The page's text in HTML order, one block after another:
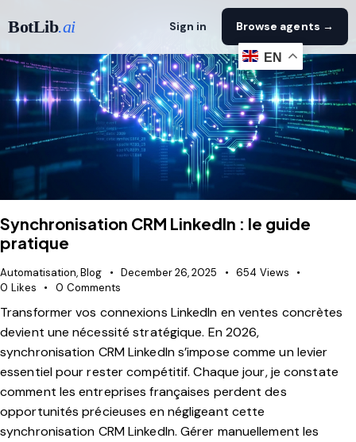
BotLib.ai Sign in Browse agents →
Synchronisation CRM LinkedIn : le guide
pratique
Automatisation,Blog December 26, 2025 654 Views
0 Likes 0 Comments
Transformer vos connexions LinkedIn en ventes concrètes
devient une nécessité stratégique. En 2026,
synchronisation CRM LinkedIn s’impose comme un levier
essentiel pour rester compétitif. Chaque jour, je constate
comment les entreprises françaises perdent des
opportunités précieuses en négligeant cette
synchronisation CRM LinkedIn. Gérer manuellement les
EN